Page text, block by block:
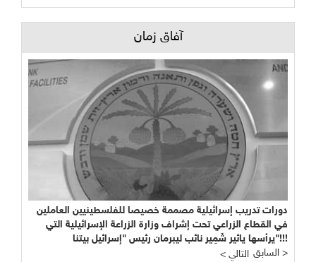
آفاق زمان
دورات تدريب إسرائيلية مصممة خصيصا للفلسطينيين العاملين
في القطاع الزراعي تحت إشراف وزارة الزراعة الإسرائيلية التي
يرأسها يائير شَمِير نائب ليبرمان رئيس "إسرائيل بيتنا"!!!
< التالي
السابق >